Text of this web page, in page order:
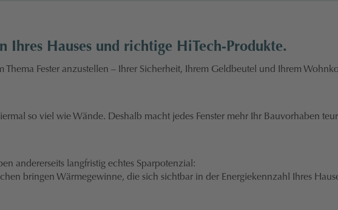
Ihres Hauses und richtige HiTech-Produkte.
Thema Fester anzustellen – Ihrer Sicherheit, Ihrem Geldbeutel und Ihrem
so viel wie Wände. Deshalb macht jedes Fenster mehr Ihr Bauvorhaben
andererseits langfristig echtes Sparpotenzial:
bringen Wärmegewinne, die sich sichtbar in der Energiekennzahl Ihres